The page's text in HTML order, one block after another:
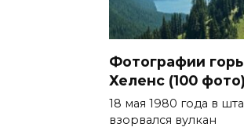
Фотографии
Хеленс (100 фото)
18 мая 1980 года в
взорвался вулкан